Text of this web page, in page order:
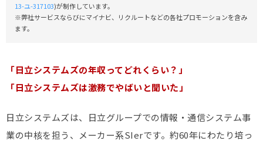
13-ユ-317103)が制作しています。
※弊社サービスならびにマイナビ、リクルートなどの各社プロモーションを含み
ます。
「日立システムズの年収ってどれくらい？」
「日立システムズは激務でやばいと聞いた」
日立システムズは、日立グループでの情報・通信システム事
業の中核を担う、メーカー系SIerです。約60年にわたり培っ